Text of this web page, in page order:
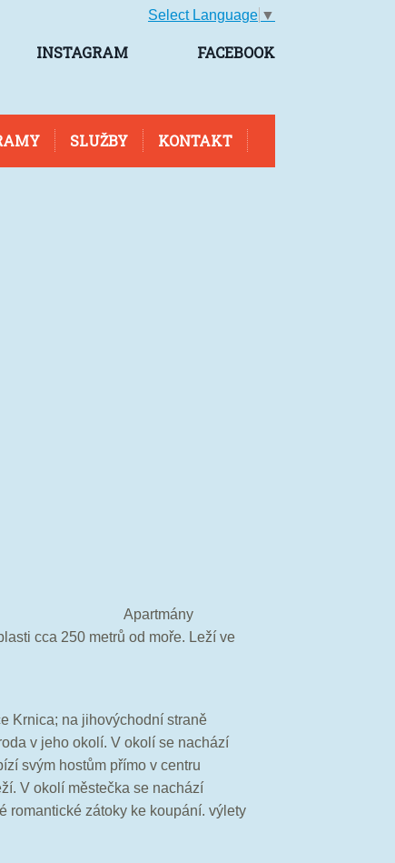
Select Language ▼
INSTAGRAM FACEBOOK
Apartmány
cca 250 metrů od moře. Leží ve
Krnica; na jihovýchodní straně
v jeho okolí. V okolí se nachází
svým hostům přímo v centru
V okolí městečka se nachází
romantické zátoky ke koupání. výlety
SLUŽBY KONTAKT